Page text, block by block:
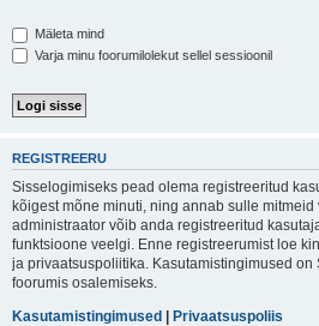
Mäleta mind
Varja minu foorumilolekut sellel sessioonil
REGISTREERU
Sisselogimiseks pead olema registreeritud
kõigest mõne minuti, ning annab sulle
administraator võib anda registreeritud
funktsioone veelgi. Enne registreerumist loe
ja privaatsuspoliitika. Kasutamistingimused
foorumis osalemiseks.
Kasutamistingimused | Privaatsuspoliis